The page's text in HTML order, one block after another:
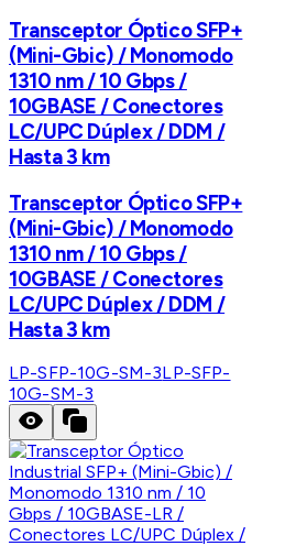
Transceptor Óptico SFP+
(Mini-Gbic) / Monomodo
1310 nm / 10 Gbps /
10GBASE / Conectores
LC/UPC Dúplex / DDM /
Hasta 3 km
Transceptor Óptico SFP+
(Mini-Gbic) / Monomodo
1310 nm / 10 Gbps /
10GBASE / Conectores
LC/UPC Dúplex / DDM /
Hasta 3 km
LP-SFP-10G-SM-3LP-SFP-
10G-SM-3